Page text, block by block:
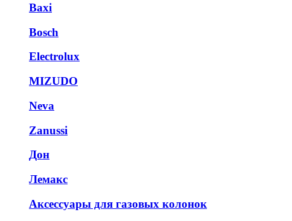
Baxi
Bosch
Electrolux
MIZUDO
Neva
Zanussi
Дон
Лемакс
Аксессуары для газовых колонок